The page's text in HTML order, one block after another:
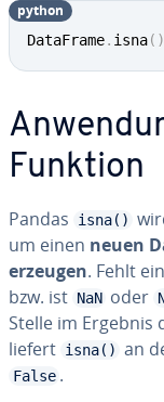
DataFrame. isna( )
python
Funktion
Pandas isna()
um einen neuen
erzeugen. Fehlt
bzw. ist NaN oder
Stelle im Ergebnis
liefert isna() an
False .